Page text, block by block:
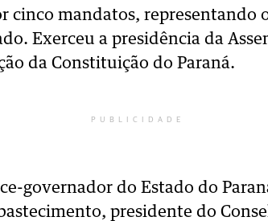
cinco mandatos, representando
Exerceu a presidência da
da Constituição do Paraná.
PUBLICIDADE
governador do Estado do
presidente do